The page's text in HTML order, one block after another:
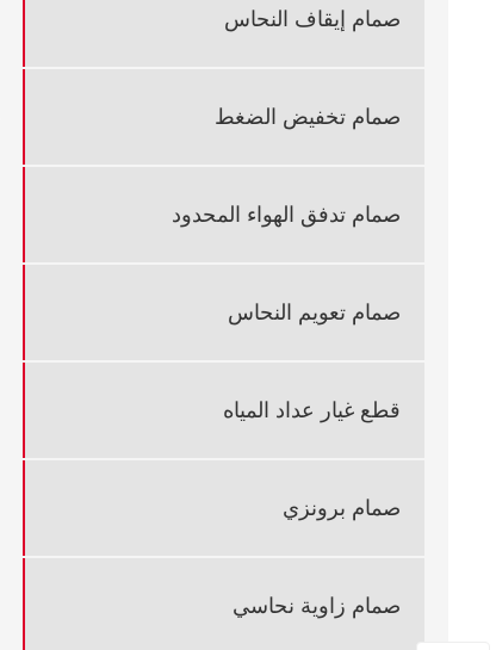
صمام إيقاف النحاس
صمام تخفيض الضغط
صمام تدفق الهواء المحدود
صمام تعويم النحاس
قطع غيار عداد المياه
صمام برونزي
صمام زاوية نحاسي